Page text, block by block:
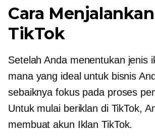
Cara
TikTok
Setelah Anda menentukan jenis
mana yang ideal untuk bisnis
sebaiknya fokus pada proses
Untuk mulai beriklan di TikTok,
membuat akun Iklan TikTok.